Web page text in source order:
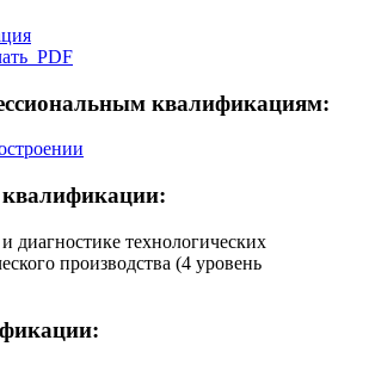
PDF
квалификациям:
диагностике технологических
производства (4 уровень